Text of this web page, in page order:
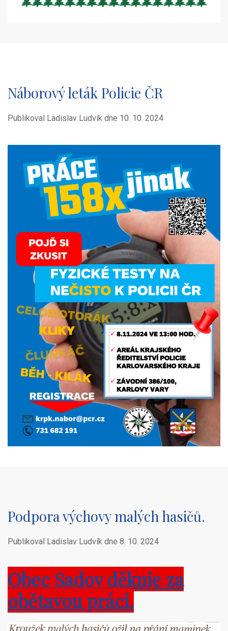
Náborový leták Policie ČR
Publikoval Ladislav Ludvík dne 10. 10. 2024
Podpora výchovy malých hasičů.
Publikoval Ladislav Ludvík dne 8. 10. 2024
Obec Sadov děkuje za
obětavou práci.